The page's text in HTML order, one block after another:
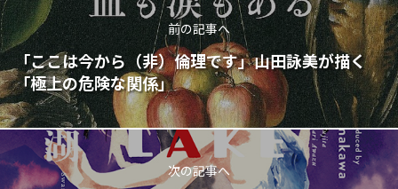
前の記事へ
「ここは今から（非）倫理です」山田詠美が描く
「極上の危険な関係」
次の記事へ